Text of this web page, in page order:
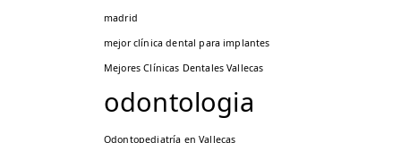
madrid
mejor clínica dental para implantes
Mejores Clínicas Dentales Vallecas
odontologia
Odontopediatría en Vallecas